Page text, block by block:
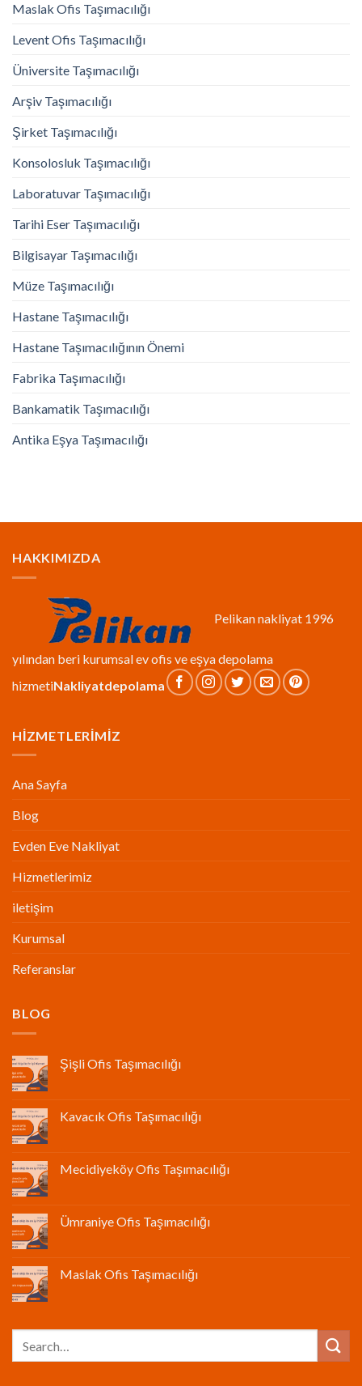
Maslak Ofis Taşımacılığı
Levent Ofis Taşımacılığı
Üniversite Taşımacılığı
Arşiv Taşımacılığı
Şirket Taşımacılığı
Konsolosluk Taşımacılığı
Laboratuvar Taşımacılığı
Tarihi Eser Taşımacılığı
Bilgisayar Taşımacılığı
Müze Taşımacılığı
Hastane Taşımacılığı
Hastane Taşımacılığının Önemi
Fabrika Taşımacılığı
Bankamatik Taşımacılığı
Antika Eşya Taşımacılığı
HAKKIMIZDA
Pelikan nakliyat 1996
yılından beri kurumsal ev ofis ve eşya depolama
hizmetiNakliyatdepolama
HIZMETLERIMIZ
Ana Sayfa
Blog
Evden Eve Nakliyat
Hizmetlerimiz
iletişim
Kurumsal
Referanslar
BLOG
Şişli Ofis Taşımacılığı
Kavacık Ofis Taşımacılığı
Mecidiyeköy Ofis Taşımacılığı
Ümraniye Ofis Taşımacılığı
Maslak Ofis Taşımacılığı